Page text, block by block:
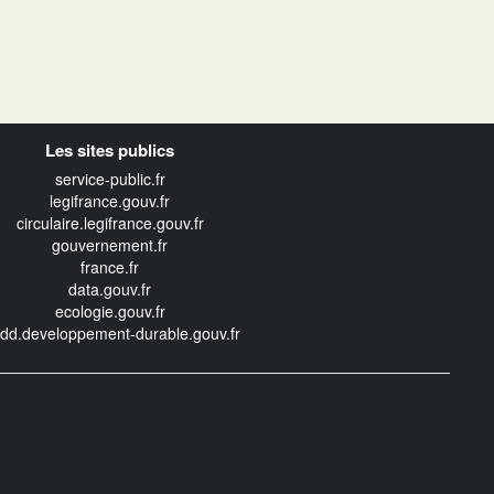
Les sites publics
service-public.fr
legifrance.gouv.fr
circulaire.legifrance.gouv.fr
gouvernement.fr
france.fr
data.gouv.fr
ecologie.gouv.fr
durable.gouv.fr